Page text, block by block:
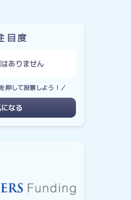
目度
ありません
押して投票しよう！／
なる